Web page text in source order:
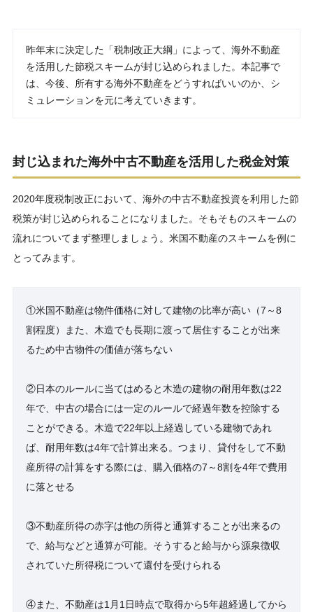
昨年末に決定した「税制改正大綱」によって、海外不動産
を活用した節税スキームが封じ込められました。本記事で
は、今後、所有する海外不動産をどうすればいいのか、シ
ミュレーションを元に考えていきます。
封じ込まれた海外中古不動産を活用した税金対策
2020年度税制改正において、海外の中古不動産投資を利用した節
税策が封じ込められることになりました。そもそものスキームの
流れについてまず整理しましょう。米国不動産のスキームを例に
とってみます。
①米国不動産は物件価格に対して建物の比率が高い（7～8
割程度）また、木造でも長期に渡って居住することが出来
るため中古物件の価値が落ちない
②日本のルールに当てはめると木造の建物の耐用年数は22
年で、中古の場合には一定のルールで経過年数を控除する
ことができる。木造で22年以上経過している建物であれ
ば、耐用年数は4年で計算出来る。つまり、貸付をして不動
産所得の計算をする際には、購入価格の7～8割を4年で費用
に落とせる
③不動産所得の赤字は他の所得と通算することが出来るの
で、給与などと通算が可能。そうすると給与から源泉徴収
されていた所得税について還付を受けられる
④また、不動産は1月1日時点で取得から5年超経過してから